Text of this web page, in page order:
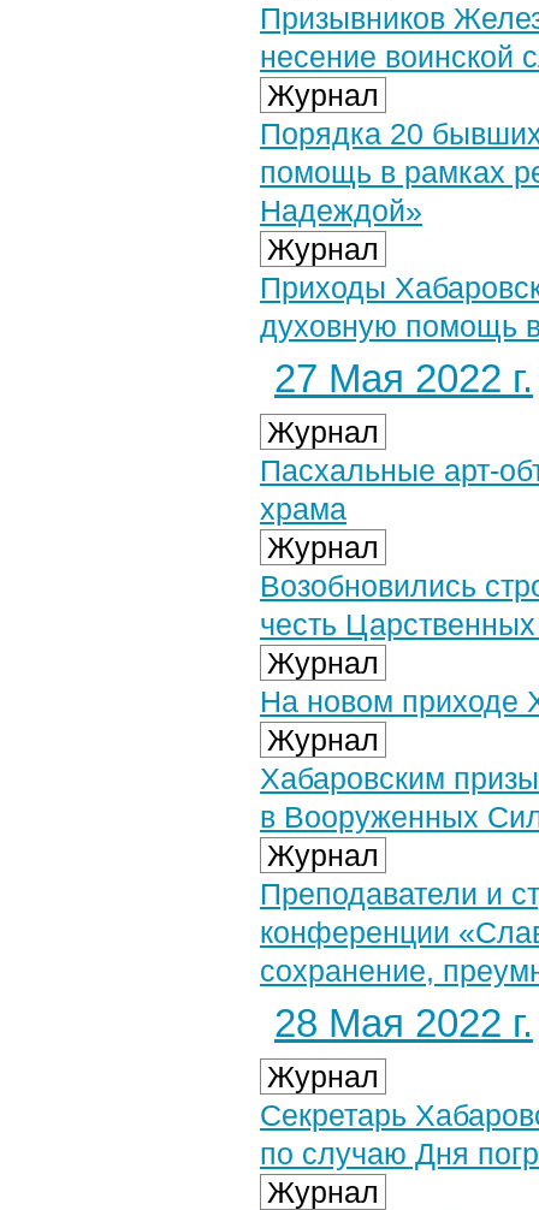
Призывников
несение воинской
Журнал
Порядка 20
помощь в рамках
Надеждой»
Журнал
Приходы
духовную помощь
27 Мая 2022 г.
Журнал
Пасхальные арт-
храма
Журнал
Возобновились
честь
Журнал
На новом приходе
Журнал
Хабаровским
в Вооруженных
Журнал
Преподаватели и
конференции
сохранение,
28 Мая 2022 г.
Журнал
Секретарь
по случаю Дня
Журнал